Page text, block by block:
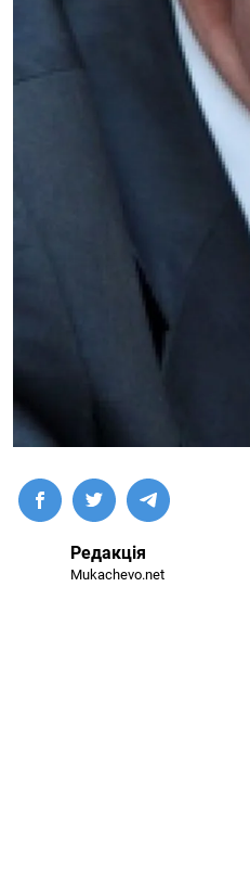
Редакція
Mukachevo.net